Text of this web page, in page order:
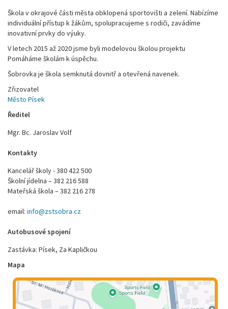
Škola v okrajové části města obklopená sportovišti a zelení. Nabízíme
individuální přístup k žákům, spolupracujeme s rodiči, zavádíme
inovativní prvky do výuky.
V letech 2015 až 2020 jsme byli modelovou školou projektu
Pomáháme školám k úspěchu.
Šobrovka je škola semknutá dovnitř a otevřená navenek.
Zřizovatel
Město Písek
Ředitel
Mgr. Bc. Jaroslav Volf
Kontakty
Kancelář školy - 380 422 500
Školní jídelna – 382 216 588
Mateřská škola – 382 216 278
email: info@zstsobra.cz
Autobusové spojení
Zastávka: Písek, Za Kapličkou
Mapa